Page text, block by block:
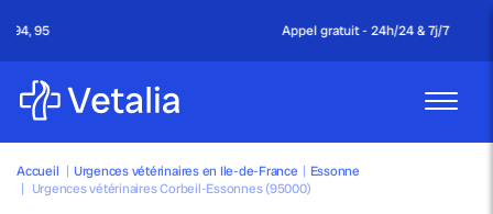
Appel gratuit - 24h/24 & 7j/7
Accueil | Urgences vétérinaires en Ile-de-France | Essonne
| Urgences vétérinaires Corbeil-Essonnes (95000)